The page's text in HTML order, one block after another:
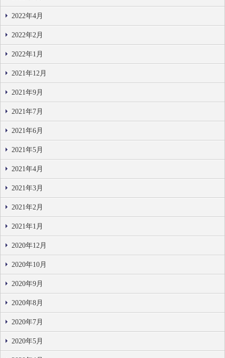
2022年4月
2022年2月
2022年1月
2021年12月
2021年9月
2021年7月
2021年6月
2021年5月
2021年4月
2021年3月
2021年2月
2021年1月
2020年12月
2020年10月
2020年9月
2020年8月
2020年7月
2020年5月